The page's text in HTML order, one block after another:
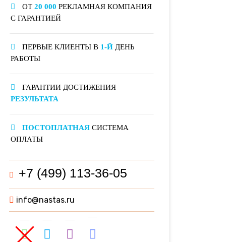
ОТ 20 000 РЕКЛАМНАЯ КОМПАНИЯ
С ГАРАНТИЕЙ
ПЕРВЫЕ КЛИЕНТЫ В 1-Й ДЕНЬ
РАБОТЫ
ГАРАНТИИ ДОСТИЖЕНИЯ
РЕЗУЛЬТАТА
ПОСТОПЛАТНАЯ СИСТЕМА
ОПЛАТЫ
+7 (499) 113-36-05
info@nastas.ru